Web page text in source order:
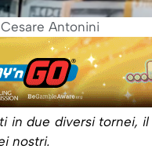
Cesare Antonini
in due diversi tornei, il
nostri.